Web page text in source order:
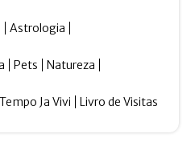
Astrologia
Pets Natureza
Ja Vivi Livro de Visitas